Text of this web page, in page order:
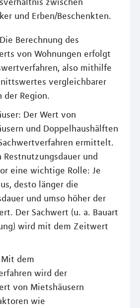
und Erben/Beschenkten.
Berechnung des
von Wohnungen erfolgt
also mithilfe
vergleichbarer
der Region.
Der Wert von
und Doppelhaushälften
ermittelt.
Restnutzungsdauer und
eine wichtige Rolle: Je
desto länger die
und umso höher der
Der Sachwert (u. a. Bauart
wird mit dem Zeitwert
dem
wird der
von Mietshäusern
wie